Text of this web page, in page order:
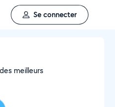
Se connecter
meilleurs